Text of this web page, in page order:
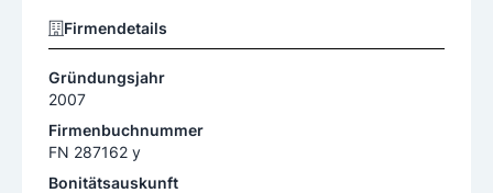
Firmendetails
Gründungsjahr
2007
Firmenbuchnummer
FN 287162 y
Bonitätsauskunft